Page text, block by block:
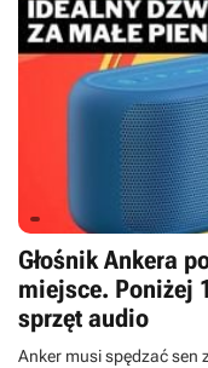
Głośnik Ankera
miejsce. Poniżej
sprzęt audio
Anker musi spędzać sen